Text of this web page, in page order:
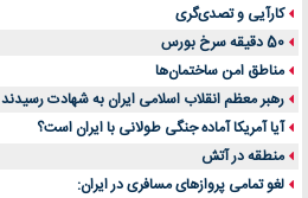
کارآیی و تصدی‌گری
50 دقیقه سرخ بورس
مناطق امن ساختمان‌ها
رهبر معظم انقلاب اسلامی ایران به شهادت رسیدند
آیا آمریکا آماده جنگی طولانی با ایران است؟
منطقه در آتش
لغو تمامی پروازهای مسافری در ایران: